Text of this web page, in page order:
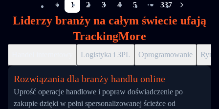
1 2 3 4 5
More pages
337
Liderzy branży na całym świecie ufają
TrackingMore
Logistyka i 3PL Oprogramowanie
Rozwiązania dla branży handlu online
Uprość operacje handlowe i popraw doświadczenie po
zakupie dzięki w pełni spersonalizowanej ścieżce od